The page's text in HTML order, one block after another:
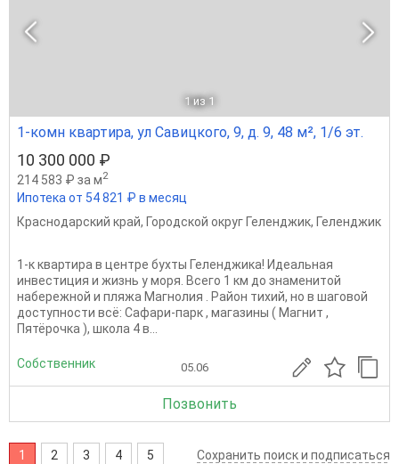
1 из 1
1-комн квартира, ул Савицкого, 9, д. 9, 48 м², 1/6 эт.
10 300 000 ₽
214 583 ₽ за м2
Ипотека от 54 821 ₽ в месяц
Краснодарский край, Городской округ Геленджик, Геленджик
1-к квартира в центре бухты Геленджика! Идеальная
инвестиция и жизнь у моря. Всего 1 км до знаменитой
набережной и пляжа Магнолия . Район тихий, но в шаговой
доступности всё: Сафари-парк , магазины ( Магнит ,
Пятёрочка ), школа 4 в...
Собственник 05.06
Позвонить
1 2 3 4 5 Сохранить поиск и подписаться